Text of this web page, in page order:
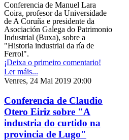
Conferencia de Manuel Lara
Coira, profesor da Universidade
de A Coruña e presidente da
Asociación Galega do Patrimonio
Industrial (Buxa), sobre a
"Historia industrial da ría de
Ferrol".
¡Deixa o primeiro comentario!
Ler máis...
Venres, 24 Mai 2019 20:00
Conferencia de Claudio
Otero Eiriz sobre "A
industria do curtido na
provincia de Lugo"